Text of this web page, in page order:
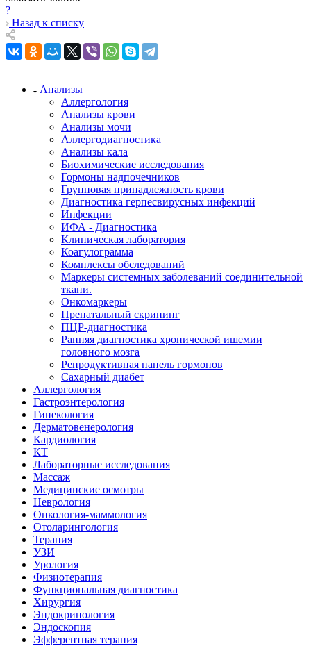
?
Назад к списку
Анализы
Аллергология
Анализы крови
Анализы мочи
Аллергодиагностика
Анализы кала
Биохимические исследования
Гормоны надпочечников
Групповая принадлежность крови
Диагностика герпесвирусных инфекций
Инфекции
ИФА - Диагностика
Клиническая лаборатория
Коагулограмма
Комплексы обследований
Маркеры системных заболеваний соединительной
ткани.
Онкомаркеры
Пренатальный скрининг
ПЦР-диагностика
Ранняя диагностика хронической ишемии
головного мозга
Репродуктивная панель гормонов
Сахарный диабет
Аллергология
Гастроэнтерология
Гинекология
Дерматовенерология
Кардиология
КТ
Лабораторные исследования
Массаж
Медицинские осмотры
Неврология
Онкология-маммология
Отоларингология
Терапия
УЗИ
Урология
Физиотерапия
Функциональная диагностика
Хирургия
Эндокринология
Эндоскопия
Эфферентная терапия